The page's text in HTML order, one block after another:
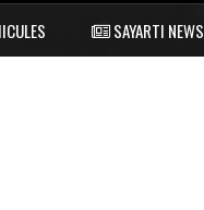
SAYARTI NEWS